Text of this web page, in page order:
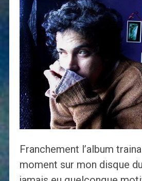
Franchement l’album
moment sur mon disque